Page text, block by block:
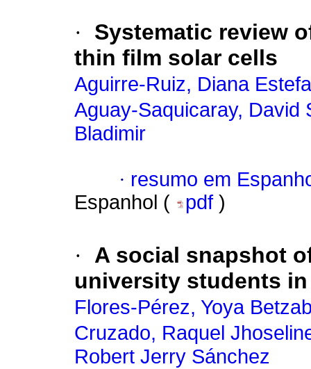
·
Systematic review
thin film solar cells
Aguirre-Ruiz, Diana
Aguay-Saquicaray, David
Bladimir
· resumo em
Espanhol (
pdf )
·
A social snapshot
university students
Flores-Pérez, Yoya
Cruzado, Raquel
Robert Jerry Sánchez